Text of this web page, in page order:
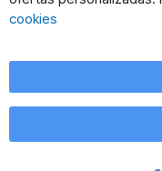
cookies